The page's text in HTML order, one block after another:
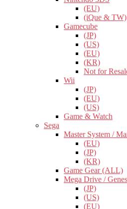
(EU)
(iQue & TW)
Gamecube
(JP)
(US)
(EU)
(KR)
Not for
Wii
(JP)
(EU)
(US)
Game & Watch
Sega
Master System /
(EU)
(JP)
(KR)
Game Gear (ALL)
Mega Drive /
(JP)
(US)
(EU)